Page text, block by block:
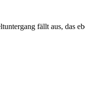
fällt aus, das